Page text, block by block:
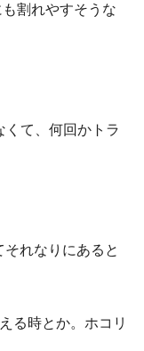
割れやすそうな
て、何回かトラ
れなりにあると
る時とか。ホコリ